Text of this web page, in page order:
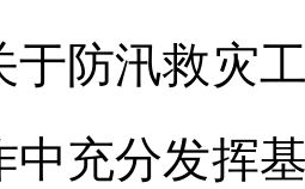
于防汛救灾
中充分发挥